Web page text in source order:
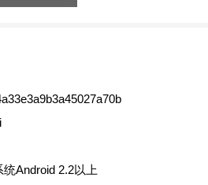
Android 2.2以上